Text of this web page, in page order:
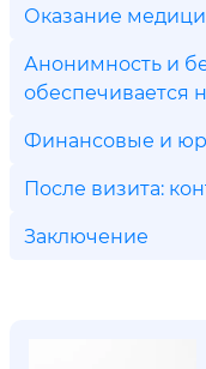
Оказание
Анонимность и
обеспечивается
Финансовые и
После визита:
Заключение